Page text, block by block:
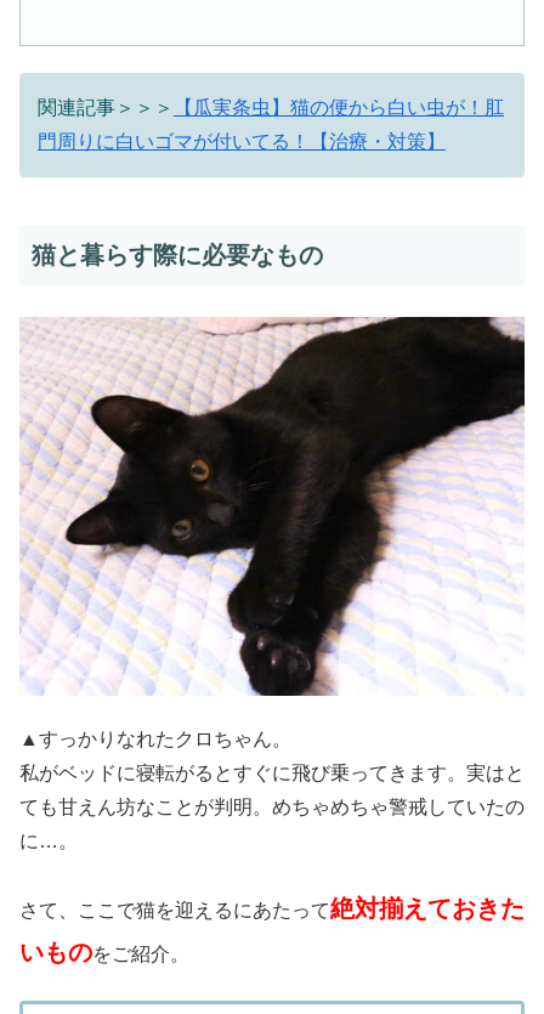
関連記事＞＞＞
【瓜実条虫】猫の便から白い虫が！肛
門周りに白いゴマが付いてる！【治療・対策】
猫と暮らす際に必要なもの
▲すっかりなれたクロちゃん。
私がベッドに寝転がるとすぐに飛び乗ってきます。実はと
ても甘えん坊なことが判明。めちゃめちゃ警戒していたの
に…。
さて、ここで猫を迎えるにあたって絶対揃えておきた
いものをご紹介。